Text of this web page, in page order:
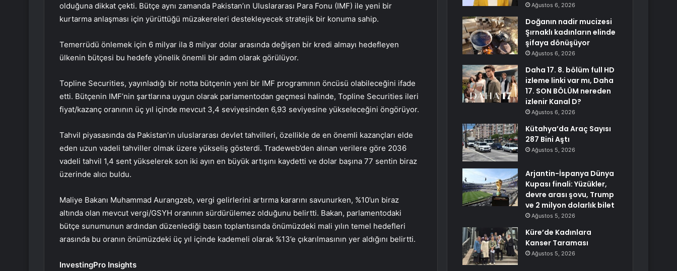
olduğuna dikkat çekti. Bütçe aynı zamanda Pakistan’ın Uluslararası Para Fonu (IMF) ile yeni bir
kurtarma anlaşması için yürüttüğü müzakereleri destekleyecek stratejik bir konuma sahip.
Temerrüdü önlemek için 6 milyar ila 8 milyar dolar arasında değişen bir kredi almayı hedefleyen
ülkenin bütçesi bu hedefe yönelik önemli bir adım olarak görülüyor.
Topline Securities, yayınladığı bir notta bütçenin yeni bir IMF programının öncüsü olabileceğini ifade
etti. Bütçenin IMF’nin şartlarına uygun olarak parlamentodan geçmesi halinde, Topline Securities ileri
fiyat/kazanç oranının üç yıl içinde mevcut 3,4 seviyesinden 6,93 seviyesine yükseleceğini öngörüyor.
Tahvil piyasasında da Pakistan’ın uluslararası devlet tahvilleri, özellikle de en önemli kazançları elde
eden uzun vadeli tahviller olmak üzere yükseliş gösterdi. Tradeweb’den alınan verilere göre 2036
vadeli tahvil 1,4 sent yükselerek son iki ayın en büyük artışını kaydetti ve dolar başına 77 sentin biraz
üzerinde alıcı buldu.
Maliye Bakanı Muhammad Aurangzeb, vergi gelirlerini artırma kararını savunurken, %10’un biraz
altında olan mevcut vergi/GSYH oranının sürdürülemez olduğunu belirtti. Bakan, parlamentodaki
bütçe sunumunun ardından düzenlediği basın toplantısında önümüzdeki mali yılın temel hedefleri
arasında bu oranın önümüzdeki üç yıl içinde kademeli olarak %13’e çıkarılmasının yer aldığını belirtti.
InvestingPro Insights
Ağustos 6, 2026
Doğanın nadir mucizesi
Şırnaklı kadınların elinde
şifaya dönüşüyor
Ağustos 6, 2026
Daha 17. 8. bölüm full HD
izleme linki var mı, Daha
17. SON BÖLÜM nereden
izlenir Kanal D?
Ağustos 6, 2026
Kütahya’da Araç Sayısı
287 Bini Aştı
Ağustos 5, 2026
Arjantin-İspanya Dünya
Kupası finali: Yüzükler,
devre arası şovu, Trump
ve 2 milyon dolarlık bilet
Ağustos 5, 2026
Küre’de Kadınlara
Kanser Taraması
Ağustos 5, 2026